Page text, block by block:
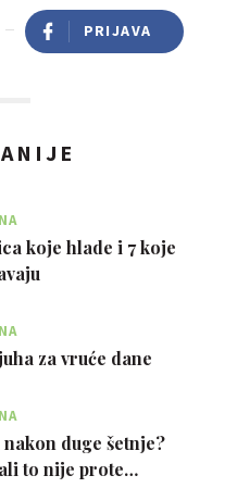
PRIJAVA
koje hlade i 7 koje
za vruće dane
duge šetnje?
to nije prote…